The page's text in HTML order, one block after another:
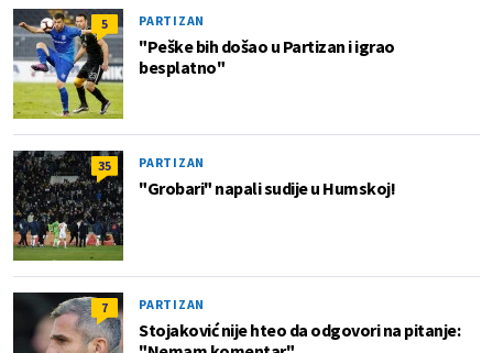
5 PARTIZAN
"Peške bih došao u Partizan i igrao
besplatno"
35 PARTIZAN
"Grobari" napali sudije u Humskoj!
7 PARTIZAN
Stojaković nije hteo da odgovori na pitanje: